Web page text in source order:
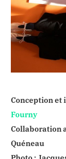
Conception
Fourny
Collaboration
Quéneau